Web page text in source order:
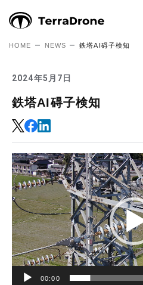
HOME NEWS 鉄塔AI碍子検知
2024年5月7日
鉄塔AI碍子検知
Video
Player
00:00